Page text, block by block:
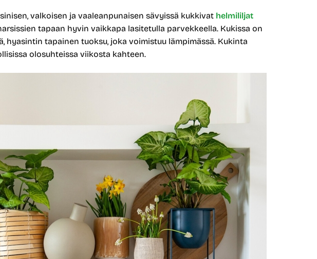
valkoisen ja vaaleanpunaisen sävyissä kukkivat helmililjat
tapaan hyvin vaikkapa lasitetulla parvekkeella. Kukissa on
hyasintin tapainen tuoksu, joka voimistuu lämpimässä. Kukinta
olosuhteissa viikosta kahteen.